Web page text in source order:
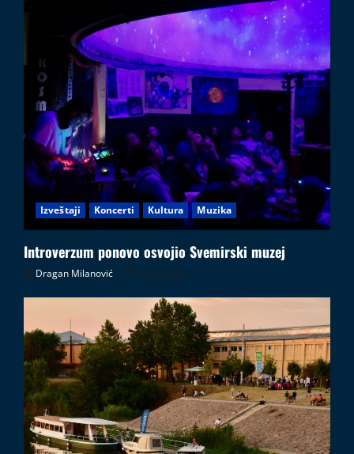
Izveštaji Koncerti Kultura Muzika
Introverzum ponovo osvojio Svemirski muzej
Dragan Milanović 28.07.2026